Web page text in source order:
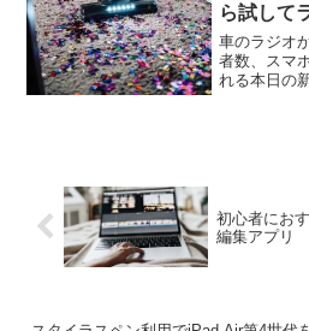
ら試して
車のラジオ
者数、スマ
れる本日の
者数との発
初心者にお
編集アプリ